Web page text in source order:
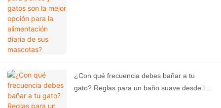
¿Con qué frecuencia debes bañar a tu
gato? Reglas para un baño suave desde la